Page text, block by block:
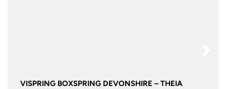
VISPRING BOXSPRING DEVONSHIRE – THEIA